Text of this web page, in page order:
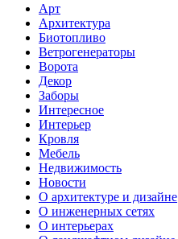
Арт
Архитектура
Биотопливо
Ветрогенераторы
Ворота
Декор
Заборы
Интересное
Интерьер
Кровля
Мебель
Недвижимость
Новости
О архитектуре и дизайне
О инженерных сетях
О интерьерах